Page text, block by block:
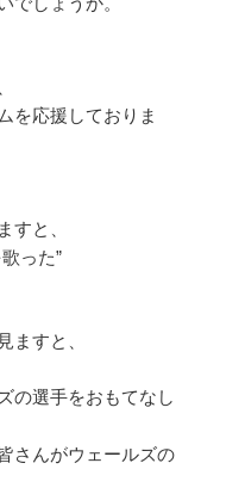
を応援しておりま
すと、
った”
ますと、
の選手をおもてなし
さんがウェールズの